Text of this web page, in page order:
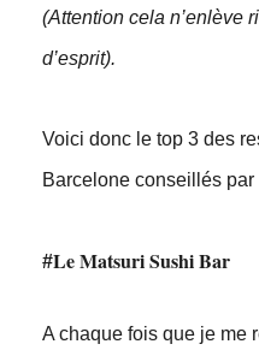
(Attention cela n’enlève
d’esprit).
Voici donc le top 3 des
Barcelone conseillés
#Le Matsuri Sushi Bar
A chaque fois que je me